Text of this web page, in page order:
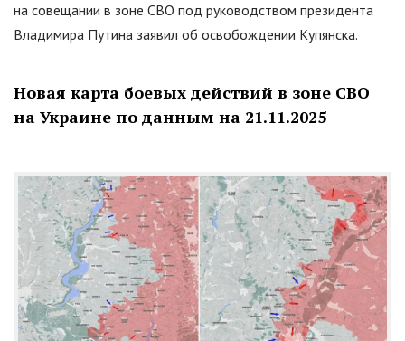
на совещании в зоне СВО под руководством президента
Владимира Путина заявил об освобождении Купянска.
Новая карта боевых действий в зоне СВО
на Украине по данным на 21.11.2025